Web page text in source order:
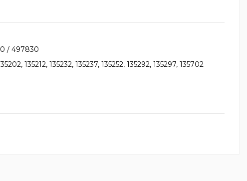
/ 497830
135212, 135232, 135237, 135252, 135292, 135297, 135702